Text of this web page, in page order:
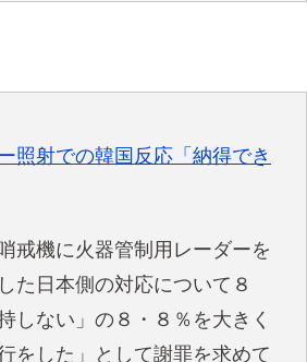
照射での韓国反応「納得でき
戒機に火器管制用レーダーを
た日本側の対応について８
しない」の８・８％を大きく
をした」として謝罪を求めて